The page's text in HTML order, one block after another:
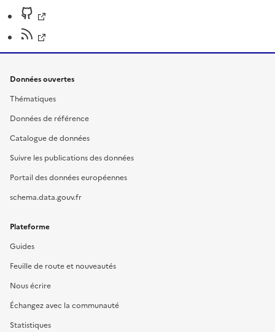
Données ouvertes
Thématiques
Données de référence
Catalogue de données
Suivre les publications des données
Portail des données européennes
schema.data.gouv.fr
Plateforme
Guides
Feuille de route et nouveautés
Nous écrire
Échangez avec la communauté
Statistiques